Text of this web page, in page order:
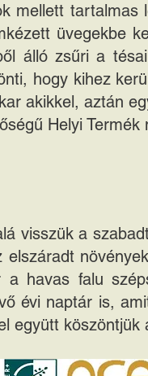
mellett
üvegekbe
álló zsűri a
hogy kihez
akikkel, aztán
Helyi Termék
visszük a
havas falu
évi naptár is,
együtt köszöntjük